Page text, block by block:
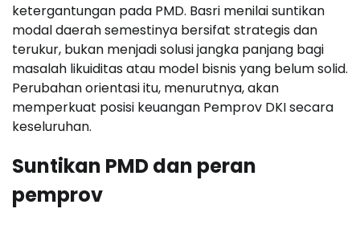
ketergantungan pada PMD. Basri menilai suntikan
modal daerah semestinya bersifat strategis dan
terukur, bukan menjadi solusi jangka panjang bagi
masalah likuiditas atau model bisnis yang belum solid.
Perubahan orientasi itu, menurutnya, akan
memperkuat posisi keuangan Pemprov DKI secara
keseluruhan.
Suntikan PMD dan peran
pemprov